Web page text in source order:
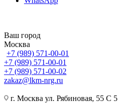
Ваш город
Москва
+7 (989) 571-00-01
+7 (989) 571-00-01
+7 (989) 571-00-02
zakaz@lkm-nrg.ru
г. Москва ул. Рябиновая, 55 С 5